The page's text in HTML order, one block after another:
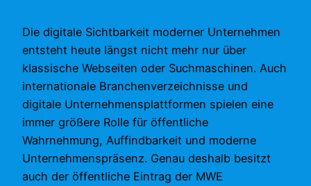
Die digitale Sichtbarkeit moderner Unternehmen
entsteht heute längst nicht mehr nur über
klassische Webseiten oder Suchmaschinen. Auch
internationale Branchenverzeichnisse und
digitale Unternehmensplattformen spielen eine
immer größere Rolle für öffentliche
Wahrnehmung, Auffindbarkeit und moderne
Unternehmenspräsenz. Genau deshalb besitzt
auch der öffentliche Eintrag der MWE